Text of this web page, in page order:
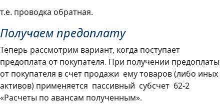
т.е. проводка обратная.
Получаем предоплату
Теперь рассмотрим вариант, когда поступает
предоплата от покупателя. При получении предоплаты
от покупателя в счет продажи ему товаров (либо иных
активов) применяется пассивный субсчет 62-2
«Расчеты по авансам полученным».